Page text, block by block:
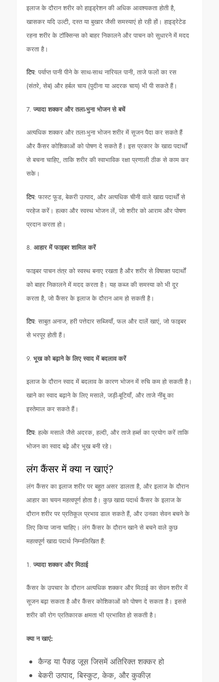
इलाज के दौरान शरीर को हाइड्रेशन की अधिक आवश्यकता होती है,
खासकर यदि उल्टी, दस्त या बुखार जैसी समस्याएं हो रही हों। हाइड्रेटेड
रहना शरीर के टॉक्सिन्स को बाहर निकालने और पाचन को सुधारने में मदद
करता है।
टिप: पर्याप्त पानी पीने के साथ-साथ नारियल पानी, ताजे फलों का रस
(संतरे, सेब) और हर्बल चाय (पुदीना या अदरक चाय) भी पी सकते हैं।
7.ज्यादा शक्कर और तला-भुना भोजन से बचें
अत्यधिक शक्कर और तला-भुना भोजन शरीर में सूजन पैदा कर सकते हैं
और कैंसर कोशिकाओं को पोषण दे सकते हैं। इस प्रकार के खाद्य पदार्थों
से बचना चाहिए, ताकि शरीर की स्वाभाविक रक्षा प्रणाली ठीक से काम कर
सके।
टिप: फास्ट फूड, बेकरी उत्पाद, और अत्यधिक चीनी वाले खाद्य पदार्थों से
परहेज करें। हल्का और स्वस्थ भोजन लें, जो शरीर को आराम और पोषण
प्रदान करता हो।
8.आहार में फाइबर शामिल करें
फाइबर पाचन तंत्र को स्वस्थ बनाए रखता है और शरीर से विषाक्त पदार्थों
को बाहर निकालने में मदद करता है। यह कब्ज की समस्या को भी दूर
करता है, जो कैंसर के इलाज के दौरान आम हो सकती है।
टिप: साबुत अनाज, हरी पत्तेदार सब्जियाँ, फल और दालें खाएं, जो फाइबर
से भरपूर होती हैं।
9. भूख को बढ़ाने के लिए स्वाद में बदलाव करें
इलाज के दौरान स्वाद में बदलाव के कारण भोजन में रुचि कम हो सकती है।
खाने का स्वाद बढ़ाने के लिए मसाले, जड़ी-बूटियाँ, और ताजे नींबू का
इस्तेमाल कर सकते हैं।
टिप: हल्के मसाले जैसे अदरक, हल्दी, और ताजे हर्ब्स का प्रयोग करें ताकि
भोजन का स्वाद बढ़े और भूख बनी रहे।
लंग कैंसर में क्या न खाएं?
लंग कैंसर का इलाज शरीर पर बहुत असर डालता है, और इलाज के दौरान
आहार का चयन महत्वपूर्ण होता है। कुछ खाद्य पदार्थ कैंसर के इलाज के
दौरान शरीर पर प्रतिकूल प्रभाव डाल सकते हैं, और उनका सेवन बचने के
लिए किया जाना चाहिए। लंग कैंसर के दौरान खाने से बचने वाले कुछ
महत्वपूर्ण खाद्य पदार्थ निम्नलिखित हैं:
1.ज्यादा शक्कर और मिठाई
कैंसर के उपचार के दौरान अत्यधिक शक्कर और मिठाई का सेवन शरीर में
सूजन बढ़ा सकता है और कैंसर कोशिकाओं को पोषण दे सकता है। इससे
शरीर की रोग प्रतिकारक क्षमता भी प्रभावित हो सकती है।
क्या न खाएं:
कैन्ड या पैक्ड जूस जिसमें अतिरिक्त शक्कर हो
बेकरी उत्पाद, बिस्कुट, केक, और कुकीज़